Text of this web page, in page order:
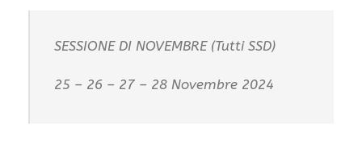
SESSIONE DI NOVEMBRE (Tutti SSD)
25 – 26 – 27 – 28 Novembre 2024